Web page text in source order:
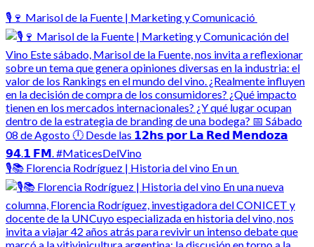
🎙️🍷 Marisol de la Fuente | Marketing y Comunicació
🎙️📚 Florencia Rodríguez | Historia del vino En un